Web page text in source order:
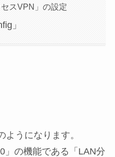
セスVPN」の設定
」
うになります。
」の機能である「LAN分